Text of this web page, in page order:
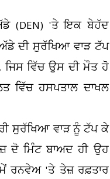
(DEN) 'ਤੇ ਇਕ ਬੇਹੱਦ
ਦੀ ਸੁਰੱਖਿਆ ਵਾੜ ਟੱਪ
ਵਿੱਚ ਉਸ ਦੀ ਮੌਤ ਹੋ
ਵਿੱਚ ਹਸਪਤਾਲ ਦਾਖਲ
ਸੁਰੱਖਿਆ ਵਾੜ ਨੂੰ ਟੱਪ ਕੇ
ਮਿੰਟ ਬਾਅਦ ਹੀ ਉਹ
ਰਨਵੇਅ 'ਤੇ ਤੇਜ਼ ਰਫ਼ਤਾਰ